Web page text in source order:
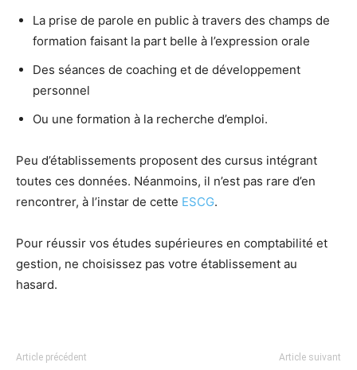
La prise de parole en public à travers des champs de
formation faisant la part belle à l’expression orale
Des séances de coaching et de développement
personnel
Ou une formation à la recherche d’emploi.
Peu d’établissements proposent des cursus intégrant
toutes ces données. Néanmoins, il n’est pas rare d’en
rencontrer, à l’instar de cette ESCG.
Pour réussir vos études supérieures en comptabilité et
gestion, ne choisissez pas votre établissement au
hasard.
Article précédent Article suivant